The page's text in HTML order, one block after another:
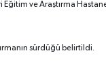
Eğitim ve Araştırma
sürdüğü belirtildi.